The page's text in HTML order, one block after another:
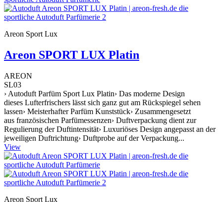
Areon Sport Lux
Areon SPORT LUX Platin
AREON
SL03
› Autoduft Parfüm Sport Lux Platin› Das moderne Design
dieses Lufterfrischers lässt sich ganz gut am Rückspiegel sehen
lassen› Meisterhafter Parfüm Kunststück› Zusammengesetzt
aus französischen Parfümessenzen› Duftverpackung dient zur
Regulierung der Duftintensität› Luxuriöses Design angepasst an der
jeweiligen Duftrichtung› Duftprobe auf der Verpackung...
View
Areon Sport Lux